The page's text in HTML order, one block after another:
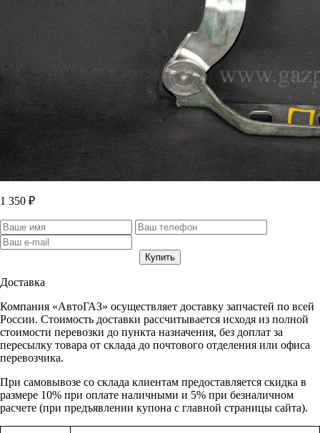
1 350 ₽
Доставка
Компания «АвтоГАЗ» осуществляет доставку запчастей по всей
России. Стоимость доставки рассчитывается исходя из полной
стоимости перевозки до пункта назначения, без доплат за
пересылку товара от склада до почтового отделения или офиса
перевозчика.
При самовывозе со склада клиентам предоставляется скидка в
размере 10% при оплате наличными и 5% при безналичном
расчете (при предъявлении купона с главной страницы сайта).